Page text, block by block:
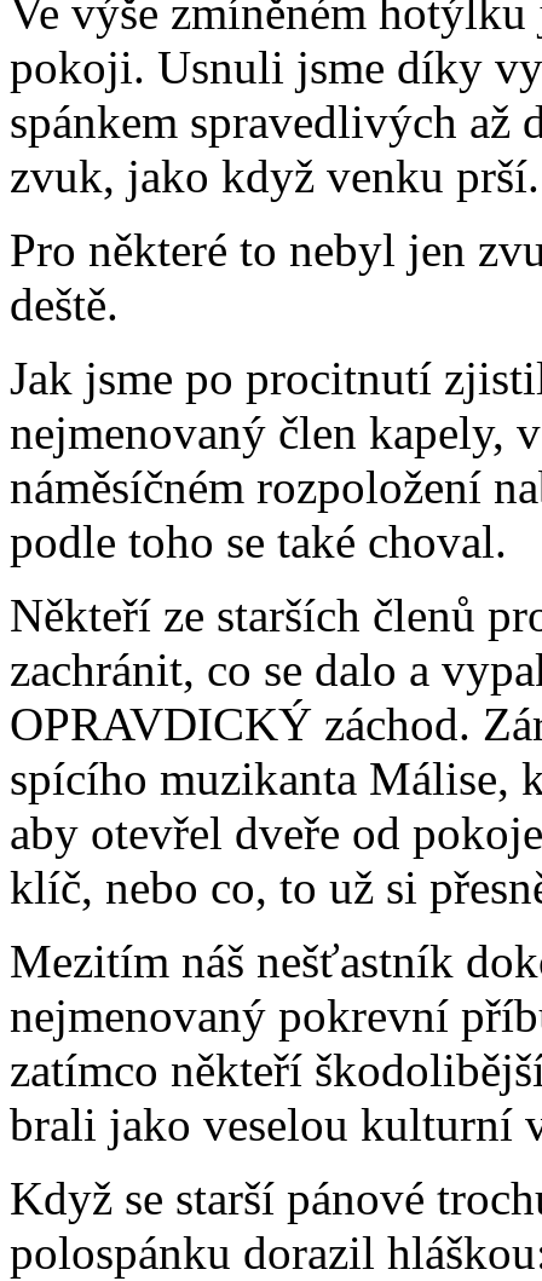
Ve výše zmíněném
pokoji. Usnuli jsme díky
spánkem spravedlivých
zvuk, jako když venku prší.
Pro některé to nebyl jen
deště.
Jak jsme po procitnutí
nejmenovaný člen kapely,
náměsíčném rozpoložení
podle toho se také choval.
Někteří ze starších členů
zachránit, co se dalo a
OPRAVDICKÝ záchod.
spícího muzikanta Málise,
aby otevřel dveře od
klíč, nebo co, to už si
Mezitím náš nešťastník
nejmenovaný pokrevní
zatímco někteří
brali jako veselou kulturní
Když se starší pánové
polospánku dorazil